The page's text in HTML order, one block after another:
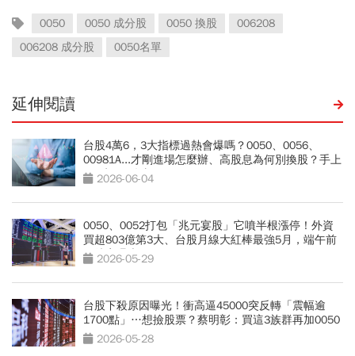
0050 0050 成分股 0050 換股
006208
006208 成分股
0050名單
延伸閱讀
台股4萬6，3大指標過熱會爆嗎？0050、0056、
00981A...才剛進場怎麼辦、高股息為何別換股？手上
ETF先做4件事
2026-06-04
0050、0052打包「兆元宴股」它噴半根漲停！外資
買超803億第3大、台股月線大紅棒最強5月，端午前
買勝率曝光
2026-05-29
台股下殺原因曝光！衝高逼45000突反轉「震幅逾
1700點」…想撿股票？蔡明彰：買這3族群再加0050
2026-05-28